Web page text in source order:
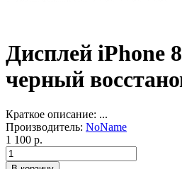
Дисплей iPhone
черный
Краткое описание: ...
Производитель: NoName
1 100 р.